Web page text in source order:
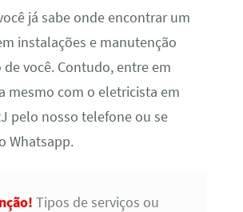
já sabe onde encontrar um
instalações e manutenção
você. Contudo, entre em
mesmo com o eletricista em
pelo nosso telefone ou se
Whatsapp.
Tipos de serviços ou